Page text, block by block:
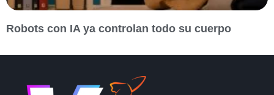
Robots con IA ya controlan todo su cuerpo